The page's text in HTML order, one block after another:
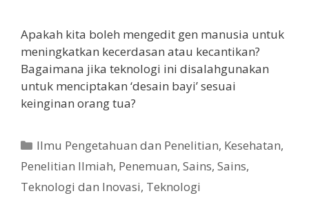
Apakah kita boleh mengedit gen manusia untuk
meningkatkan kecerdasan atau kecantikan?
Bagaimana jika teknologi ini disalahgunakan
untuk menciptakan ‘desain bayi’ sesuai
keinginan orang tua?
Kategori
Ilmu Pengetahuan dan Penelitian, Kesehatan,
Penelitian Ilmiah, Penemuan, Sains, Sains,
Teknologi dan Inovasi, Teknologi